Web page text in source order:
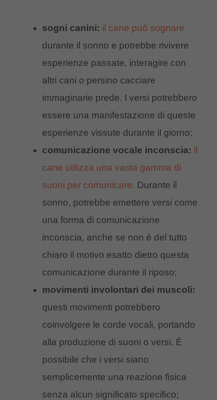
sogni canini: il cane può sognare
durante il sonno e potrebbe rivivere
esperienze passate, interagire con
altri cani o persino cacciare
immaginarie prede. I versi potrebbero
essere una manifestazione di queste
esperienze vissute durante il giorno;
comunicazione vocale inconscia: il
cane utilizza una vasta gamma di
suoni per comunicare. Durante il
sonno, potrebbe emettere versi come
una forma di comunicazione
inconscia, anche se non è del tutto
chiaro il motivo esatto dietro questa
comunicazione durante il riposo;
movimenti involontari dei muscoli:
questi movimenti potrebbero
coinvolgere le corde vocali, portando
alla produzione di suoni o versi. È
possibile che i versi siano
semplicemente una reazione fisica
senza alcun significato specifico;